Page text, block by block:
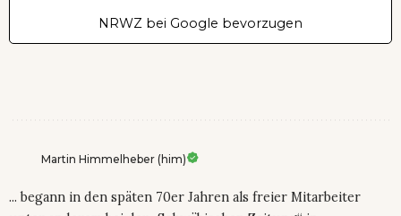
NRWZ bei Google bevorzugen
Martin Himmelheber (him)
... begann in den späten 70er Jahren als freier Mitarbeiter